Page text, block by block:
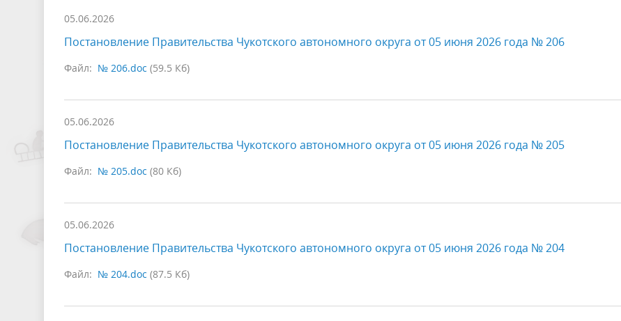
05.06.2026
Постановление Правительства Чукотского автономного округа от 05 июня 2026 года № 206
Файл: № 206.doc (59.5 Кб)
05.06.2026
Постановление Правительства Чукотского автономного округа от 05 июня 2026 года № 205
Файл: № 205.doc (80 Кб)
05.06.2026
Постановление Правительства Чукотского автономного округа от 05 июня 2026 года № 204
Файл: № 204.doc (87.5 Кб)